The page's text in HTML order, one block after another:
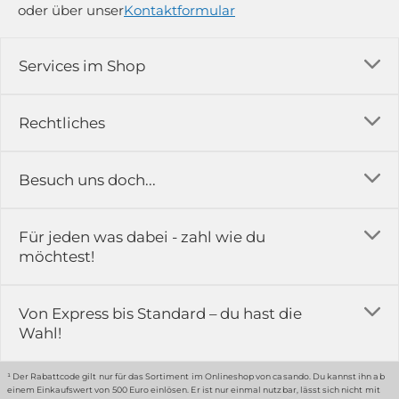
Rechtliches
Impressum
Rückgabe & Reklamation
Widerrufsrecht
Datenschutz-Einstellung
Services im Shop
Versandkosten
Erfahrungsberichte & Bewertungen
Kontakt
Karriere
Gewerbekunden
Grounding Page
Besuch uns doch...
in der Ausstellung...
51789 Lindlar
Hinweis:
oder über unserKontaktformular
Für jeden was dabei - zahl wie du
möchtest!
Von Express bis Standard – du hast die
Wahl!
¹ Der Rabattcode gilt nur für das Sortiment im Onlineshop von casando. Du kannst ihn ab
einem Einkaufswert von 500 Euro einlösen. Er ist nur einmal nutzbar, lässt sich nicht mit